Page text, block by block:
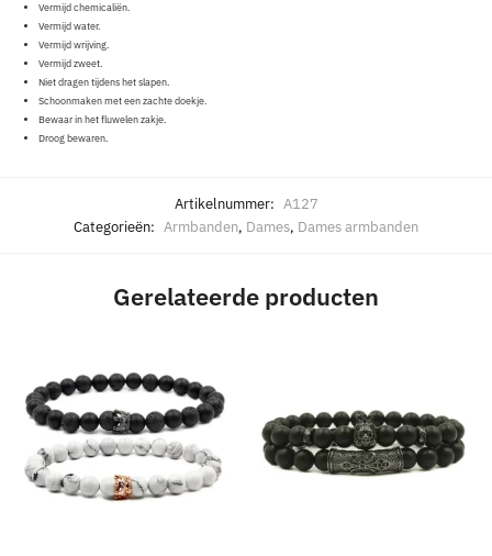
Vermijd chemicaliën.
Vermijd water.
Vermijd wrijving.
Vermijd zweet.
Niet dragen tijdens het slapen.
Schoonmaken met een zachte doekje.
Bewaar in het fluwelen zakje.
Droog bewaren.
Artikelnummer: A127
Categorieën: Armbanden, Dames, Dames armbanden
Gerelateerde producten